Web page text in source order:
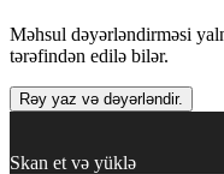
Məhsul dəyərləndirməsi
tərəfindən edilə bilər.
Rəy yaz və dəyərləndir.
Skan et və yüklə